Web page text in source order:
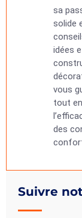
Suivre
sa
solide
idées
vous
tout
des